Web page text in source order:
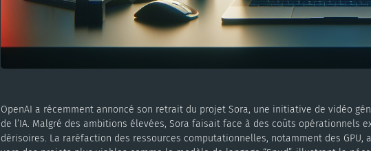
OpenAI a récemment annoncé son retrait du projet Sora, une initiative de vidéo
de l’IA. Malgré des ambitions élevées, Sora faisait face à des coûts opérationnels
dérisoires. La raréfaction des ressources computationnelles, notamment des